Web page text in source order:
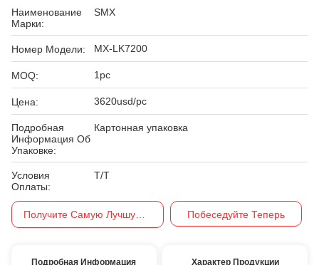
Наименование
Марки:
SMX
Номер Модели: MX-LK7200
MOQ: 1pc
Цена: 3620usd/pc
Подробная
Информация Об
Упаковке:
Картонная упаковка
Условия
Оплаты:
T/T
Побеседуйте Теперь
Подробная Информация Характер Продукции